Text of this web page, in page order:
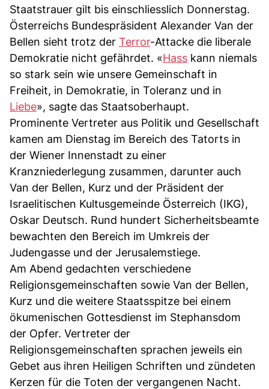
Staatstrauer gilt bis einschliesslich Donnerstag.
Österreichs Bundespräsident Alexander Van der
Bellen sieht trotz der Terror-Attacke die liberale
Demokratie nicht gefährdet. «Hass kann niemals
so stark sein wie unsere Gemeinschaft in
Freiheit, in Demokratie, in Toleranz und in
Liebe», sagte das Staatsoberhaupt.
Prominente Vertreter aus Politik und Gesellschaft
kamen am Dienstag im Bereich des Tatorts in
der Wiener Innenstadt zu einer
Kranzniederlegung zusammen, darunter auch
Van der Bellen, Kurz und der Präsident der
Israelitischen Kultusgemeinde Österreich (IKG),
Oskar Deutsch. Rund hundert Sicherheitsbeamte
bewachten den Bereich im Umkreis der
Judengasse und der Jerusalemstiege.
Am Abend gedachten verschiedene
Religionsgemeinschaften sowie Van der Bellen,
Kurz und die weitere Staatsspitze bei einem
ökumenischen Gottesdienst im Stephansdom
der Opfer. Vertreter der
Religionsgemeinschaften sprachen jeweils ein
Gebet aus ihren Heiligen Schriften und zündeten
Kerzen für die Toten der vergangenen Nacht.